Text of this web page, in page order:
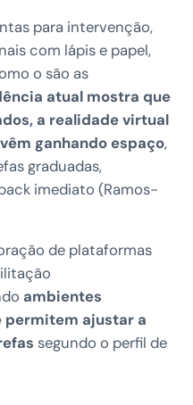
para intervenção,
com lápis e papel,
o são as
atual mostra que
a realidade virtual
ganhando espaço,
graduadas,
imediato (Ramos-
de plataformas
ambientes
permitem ajustar a
segundo o perfil de